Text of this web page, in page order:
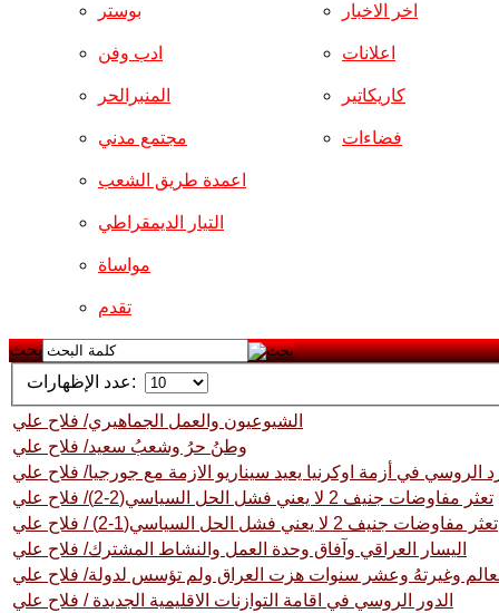
بوستر
ادب وفن
المنبرالحر
مجتمع مدني
اخر الاخبار
اعلانات
كاريكاتير
فضاءات
اعمدة طريق الشعب
التيار الديمقراطي
مواساة
تقدم
بحث
عدد الإظهارات:
الشيوعيون والعمل الجماهيري/ فلاح علي
وطنُ حرُ وشعبُ سعيد/ فلاح علي
الروسي في أزمة اوكرنيا يعيد سيناريو الازمة مع جورجيا/ فلاح علي
تعثر مفاوضات جنيف 2 لا يعني فشل الحل السياسي(2-2)/ فلاح علي
تعثر مفاوضات جنيف 2 لا يعني فشل الحل السياسي(1-2) / فلاح علي
اليسار العراقي وآفاق وحدة العمل والنشاط المشترك/ فلاح علي
وغيرتهُ وعشر سنوات هزت العراق ولم تؤسس لدولة/ فلاح علي
الدور الروسي في اقامة التوازنات الاقليمية الجديدة / فلاح علي